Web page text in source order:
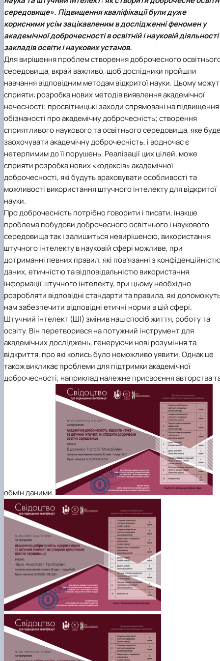
Проєкт «Розвиток лідерських навичок жінок
та мереж для забезпечення рівності у …
середовище». Підвищення кваліфікації були дуже
корисними усім зацікавленим в дослідженні феномен у
академічної доброчесності в освітній і науковій діяльності
закладів освіти і наукових установ.
Для вирішення проблем створення доброчесного
середовища, вкрай важливо, щоб дослідники пройшли
навчання відповідним методам відкритої науки. Цьому
сприяти: розробка нових методів виявлення академічної
нечесності; просвітницькі заходи спрямовані на підвищення
обізнаності про академічну доброчесність; створення
сприятливого наукового та освітнього середовища, яке
заохочувати академічну доброчесність, і водночас є
нетерпимим до її порушень. Реалізації цих цілей, може
сприяти розробка нових «кодексів» академічної
доброчесності, які будуть враховувати особливості та
можливості використання штучного інтелекту для відкритої
науки.
Про доброчесність потрібно говорити і писати, інакше
проблема побудови доброчесного освітнього і наукового
середовища так і залишиться невирішеною, використання
штучного інтелекту в науковій сфері можливе, при
дотриманні певних правил, які пов’язанні з
даних, етичністю та відповідальністю використання
інформації штучного інтелекту, при цьому необхідно
розробляти відповідні стандарти та правила, які
нам забезпечити відповідні етичні норми в цій сфері.
Штучний інтелект (ШІ) змінив наш спосіб життя, роботу та
освіту. Він перетворився на потужний інструмент для
академічних досліджень, генеруючи нові розуміння та
відкриття, про які колись було неможливо уявити. Однак це
також викликає проблеми для підтримки академічної
доброчесності, наприклад належне присвоєння авторства
обмін даними.